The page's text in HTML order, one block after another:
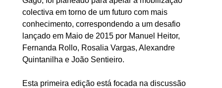
colectiva em torno de um futuro com mais
conhecimento, correspondendo a um desafio
lançado em Maio de 2015 por Manuel Heitor,
Fernanda Rollo, Rosalia Vargas, Alexandre
Quintanilha e João Sentieiro.
Esta primeira edição está focada na discussão